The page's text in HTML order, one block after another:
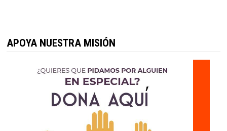
APOYA NUESTRA MISIÓN